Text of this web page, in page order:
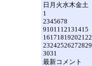
日月火水木金土
1
2345678
9101112131415
16171819202122
23242526272829
3031
最新コメント